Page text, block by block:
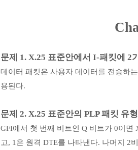
문제 1. X.25 표준안에서 I-패킷에 2
데이터 패킷은 사용자 데이터를 전송하
용된다.
문제 2. X.25 표준안의 PLP패킷 유
GFI에서 첫 번째 비트인 Q 비트가 0이면
고, 1 은 원격 DTE를 나타낸다. 나머지 2